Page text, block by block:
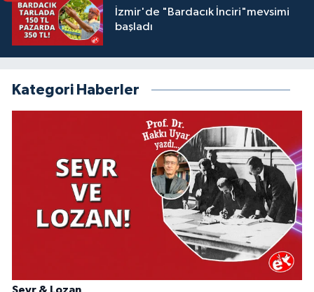
İzmir'de "Bardacık İnciri"mevsimi
başladı
Kategori Haberler
Sevr & Lozan